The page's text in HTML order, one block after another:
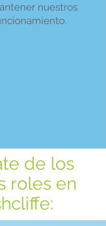
nuestros
de los
roles en